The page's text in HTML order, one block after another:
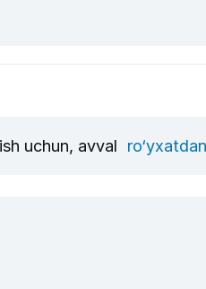
uchun, avval